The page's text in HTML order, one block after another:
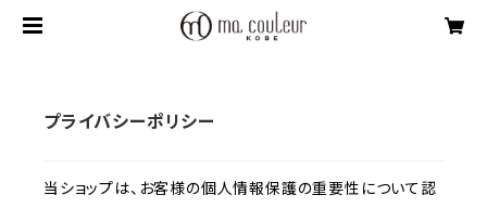
プライバシーポリシー
当ショップは、お客様の個人情報保護の重要性について認